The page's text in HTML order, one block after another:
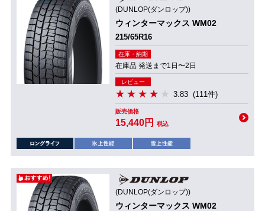
(DUNLOP(ダンロップ))
ウィンターマックス WM02
215/65R16
在庫・納期
在庫品 発送まで1日〜2日
レビュー
3.83 (111件)
販売価格
15,440円 税込
(DUNLOP(ダンロップ))
ウィンターマックス WM02